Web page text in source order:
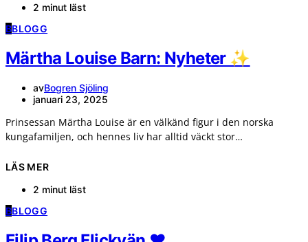
2 minut läst
BBLOGG
Märtha Louise Barn: Nyheter ✨
avBogren Sjöling
januari 23, 2025
Prinsessan Märtha Louise är en välkänd figur i den norska
kungafamiljen, och hennes liv har alltid väckt stor…
LÄS MER
2 minut läst
BBLOGG